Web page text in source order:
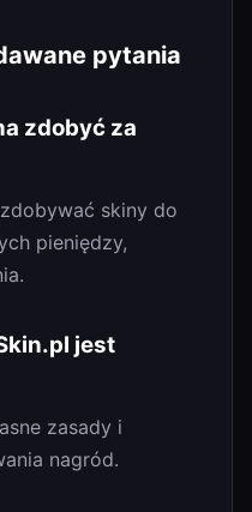
pytania
zdobyć za
skiny do
pieniędzy,
jest
zasady i
nagród.